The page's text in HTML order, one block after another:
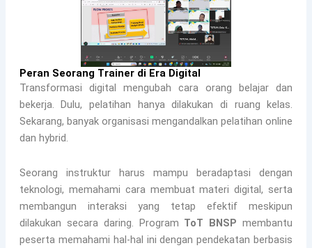
Peran Seorang Trainer di Era Digital
Transformasi digital mengubah cara orang belajar dan
bekerja. Dulu, pelatihan hanya dilakukan di ruang kelas.
Sekarang, banyak organisasi mengandalkan pelatihan online
dan hybrid.
Seorang instruktur harus mampu beradaptasi dengan
teknologi, memahami cara membuat materi digital, serta
membangun interaksi yang tetap efektif meskipun
dilakukan secara daring. Program ToT BNSP membantu
peserta memahami hal-hal ini dengan pendekatan berbasis